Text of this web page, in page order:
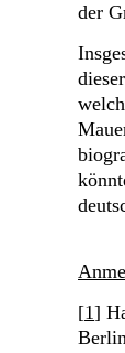
der
[1]